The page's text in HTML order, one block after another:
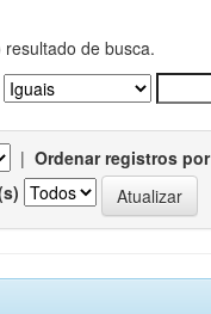
de busca.
| Ordenar registros por